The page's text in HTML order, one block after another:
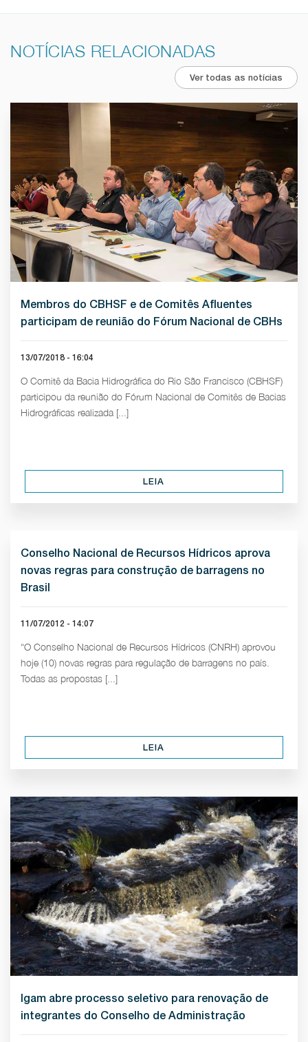
NOTÍCIAS RELACIONADAS
Ver todas as notícias
Membros do CBHSF e de Comitês Afluentes
participam de reunião do Fórum Nacional de CBHs
13/07/2018 - 16:04
O Comitê da Bacia Hidrográfica do Rio São Francisco (CBHSF)
participou da reunião do Fórum Nacional de Comitês de Bacias
Hidrográficas realizada [...]
LEIA
Conselho Nacional de Recursos Hídricos aprova
novas regras para construção de barragens no
Brasil
11/07/2012 - 14:07
“O Conselho Nacional de Recursos Hídricos (CNRH) aprovou
hoje (10) novas regras para regulação de barragens no país.
Todas as propostas [...]
LEIA
Igam abre processo seletivo para renovação de
integrantes do Conselho de Administração